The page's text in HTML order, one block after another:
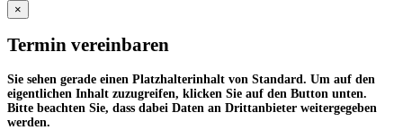
×
Termin vereinbaren
Sie sehen gerade einen Platzhalterinhalt von Standard . Um auf den
eigentlichen Inhalt zuzugreifen, klicken Sie auf den Button unten.
Bitte beachten Sie, dass dabei Daten an Drittanbieter weitergegeben
werden.